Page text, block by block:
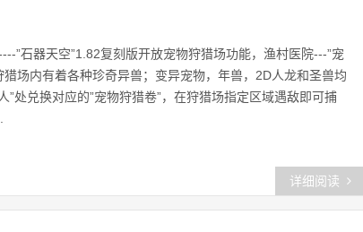
”石器天空”1.82复刻版开放宠物狩猎场功能，渔村医院---”宠
场内有着各种珍奇异兽；变异宠物，年兽，2D人龙和圣兽均
”处兑换对应的”宠物狩猎卷”，在狩猎场指定区域遇敌即可捕
详细阅读